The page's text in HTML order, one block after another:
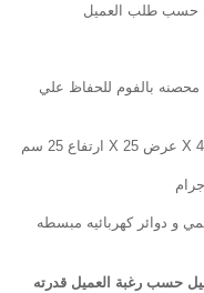
بالفوم للحفاظ علي
كهربائيه مبسطه
حسب رغبة العميل قدرته